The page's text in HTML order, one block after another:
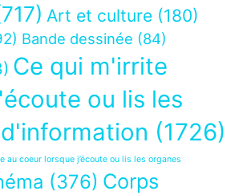
Art et culture (180)
Bande dessinée (84)
Ce qui m'irrite
ou lis les
(1726)
au coeur lorsque j’écoute ou lis les organes
(376) Corps